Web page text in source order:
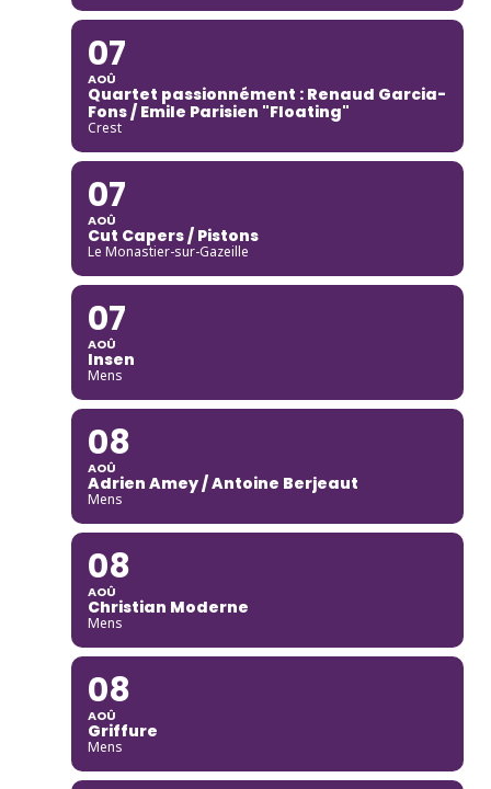
07
AOÛ
Quartet passionnément : Renaud Garcia-
Fons / Emile Parisien "Floating"
Crest
07
AOÛ
Cut Capers / Pistons
Le Monastier-sur-Gazeille
07
AOÛ
Insen
Mens
08
AOÛ
Adrien Amey / Antoine Berjeaut
Mens
08
AOÛ
Christian Moderne
Mens
08
AOÛ
Griffure
Mens